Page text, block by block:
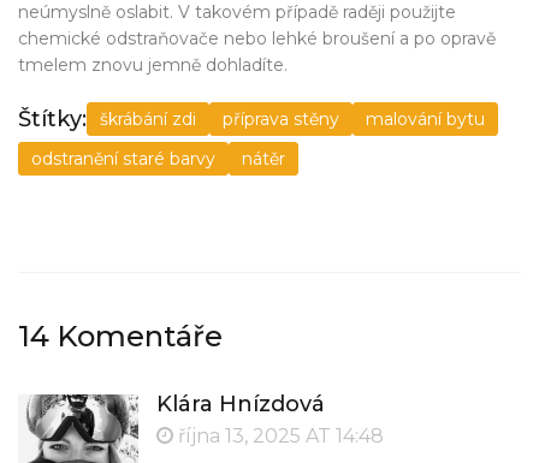
neúmyslně oslabit. V takovém případě raději použijte
chemické odstraňovače nebo lehké broušení a po opravě
tmelem znovu jemně dohladíte.
Štítky: škrábání zdi příprava stěny
malování bytu
odstranění staré barvy
nátěr
14 Komentáře
Klára Hnízdová
října 13, 2025 AT 14:48